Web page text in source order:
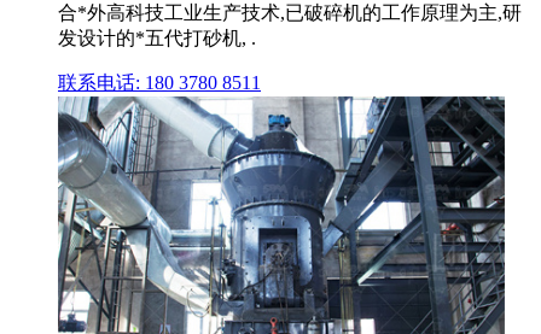
合*外高科技工业生产技术,已破碎机的工作原理为主,研
发设计的*五代打砂机, .
联系电话: 180 3780 8511